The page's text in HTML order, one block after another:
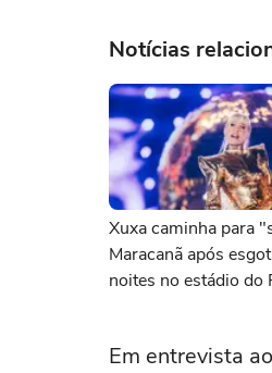
Notícias
Xuxa caminha para
Maracanã após
noites no estádio do
Em entrevista